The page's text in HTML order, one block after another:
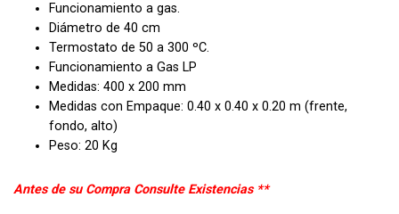
Funcionamiento a gas.
Diámetro de 40 cm
Termostato de 50 a 300 ºC.
Funcionamiento a Gas LP
Medidas: 400 x 200 mm
Medidas con Empaque: 0.40 x 0.40 x 0.20 m (frente,
fondo, alto)
Peso: 20 Kg
Antes de su Compra Consulte Existencias **